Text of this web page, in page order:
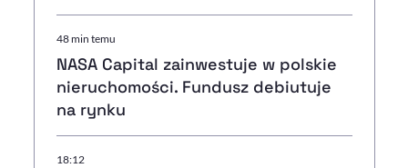
48 min temu
NASA Capital zainwestuje w polskie
nieruchomości. Fundusz debiutuje
na rynku
18:12